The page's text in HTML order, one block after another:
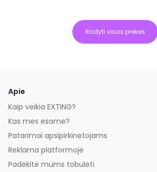
Rodyti visas prekes
Apie
Kaip veikia EXTING?
Kas mes esame?
Patarimai apsipirkinėtojams
Reklama platformoje
Padėkite mums tobulėti